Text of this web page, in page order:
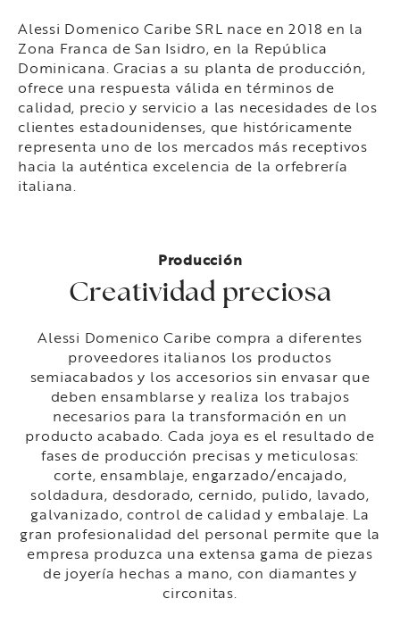
Alessi Domenico Caribe SRL nace en 2018 en la
Zona Franca de San Isidro, en la República
Dominicana. Gracias a su planta de producción,
ofrece una respuesta válida en términos de
calidad, precio y servicio a las necesidades de los
clientes estadounidenses, que históricamente
representa uno de los mercados más receptivos
hacia la auténtica excelencia de la orfebrería
italiana.
Producción
Creatividad preciosa
Alessi Domenico Caribe compra a diferentes
proveedores italianos los productos
semiacabados y los accesorios sin envasar que
deben ensamblarse y realiza los trabajos
necesarios para la transformación en un
producto acabado. Cada joya es el resultado de
fases de producción precisas y meticulosas:
corte, ensamblaje, engarzado/encajado,
soldadura, desdorado, cernido, pulido, lavado,
galvanizado, control de calidad y embalaje. La
gran profesionalidad del personal permite que la
empresa produzca una extensa gama de piezas
de joyería hechas a mano, con diamantes y
circonitas.